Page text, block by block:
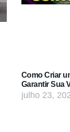
Como Criar
Garantir Sua
julho 23,